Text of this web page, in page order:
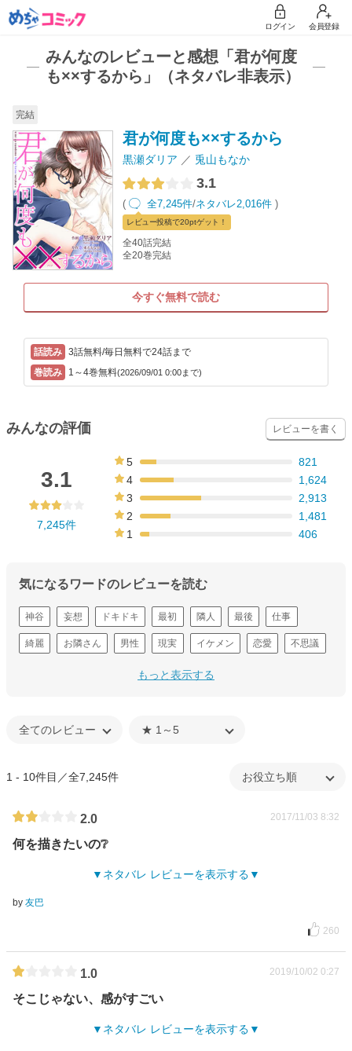
ログイン 会員登録
みんなのレビューと感想「君が何度
も××するから」（ネタバレ非表示）
完結
君が何度も××するから
黒瀬ダリア 兎山もなか
3.1
( 全7,245件/ネタバレ2,016件 )
レビュー投稿で20ptゲット！
全40話完結
全20巻完結
今すぐ無料で読む
3話無料/毎日無料で24話まで
1～4巻無料(2026/09/01 0:00まで)
みんなの評価 レビューを書く
3.1
7,245件
5
821
4
1,624
3
2,913
2
1,481
1
406
気になるワードのレビューを読む
神谷 妄想 ドキドキ 最初 隣人 最後 仕事
綺麗 お隣さん 男性 現実 イケメン 恋愛 不思議
もっと表示する
1 - 10件目／全7,245件
2.0 2017/11/03 8:32
何を描きたいの❔
ネタバレ レビューを表示する
by 友巴
260
1.0 2019/10/02 0:27
そこじゃない、感がすごい
ネタバレ レビューを表示する